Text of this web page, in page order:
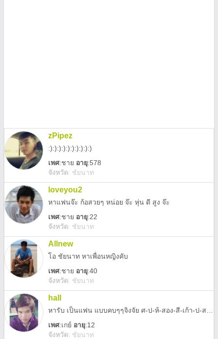
zPipez
:):):):):):):):):):)
เพศ:ชาย อายุ:578
จังหวัด: ชัยนาท
loveyou2
หาแฟนจ๊ะ ก้อสวยๆ หน่อย จ๊ะ หุ่น ดี สูง จ๊ะ
เพศ:ชาย อายุ:22
จังหวัด: ชัยนาท
Allnew
โอ ชัยนาท หาเพื่อนหญิงคับ
เพศ:ชาย อายุ:40
จังหวัด: ชัยนาท
hall
เพศ:เกย์ อายุ:12
จังหวัด: ชัยนาท